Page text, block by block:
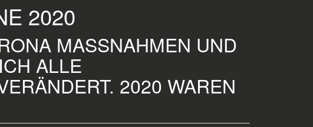
2020
MASSNAHMEN UND D
ALLE E
2020 WAREN E